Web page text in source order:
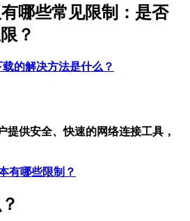
哪些常见限制：是否
？
的解决方法是什么？
提供安全、快速的网络连接工具，
有哪些限制？